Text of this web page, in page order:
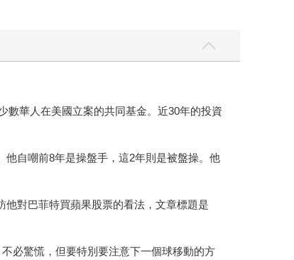
數華人在美國立案的共同基金。近30年的投資
他自嘲前8年是操盤手，這2年則是被盤操。他
對巴菲特買蘋果股票的看法，文章標題是
必驚慌，但要特別要注意下一個球移動的方